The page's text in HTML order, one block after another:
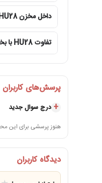
مخزن ۳.۵ لیتری HU28 برای استفاده روزانه در اتاق خواب، فضای کار و اتاق‌های متوسط طراحی شده است. این ظرفیت میان مدل‌های کوچک رومیزی و دستگاه‌های بزرگ ۵ تا ۶.۵ لیتری قرار می‌گیرد.
بستگی دارد.
آب را تا
خروجی
ارتفاع
نازل را
داخل مخزن HU28 چه آبی بریزیم؟
تفاوت HU28 با بخورهای دو‌تکه چیست؟
پرسش‌های کاربران
درج سوال جدید
هنوز پرسشی برای این
دیدگاه کاربران